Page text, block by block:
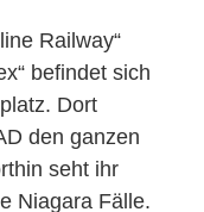
Railway“
befindet sich
Dort
den ganzen
seht ihr
Niagara Fälle.